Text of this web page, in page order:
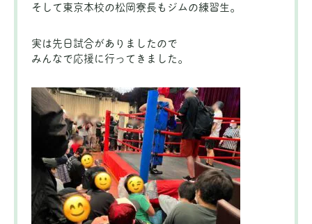
そして東京本校の松岡寮長もジムの練習生。
実は先日試合がありましたので
みんなで応援に行ってきました。